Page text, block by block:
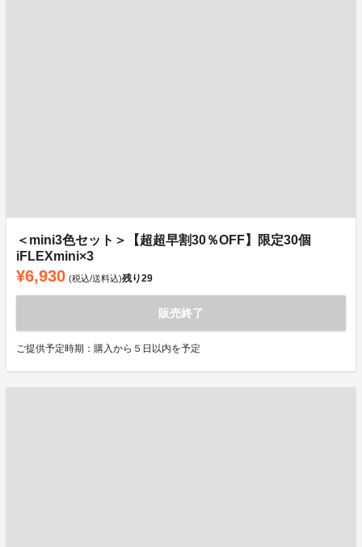
＜mini3色セット＞【超超早割30％OFF】限定30個
iFLEXmini×3
¥6,930 (税込/送料込)残り29
販売終了
ご提供予定時期：購入から５日以内を予定